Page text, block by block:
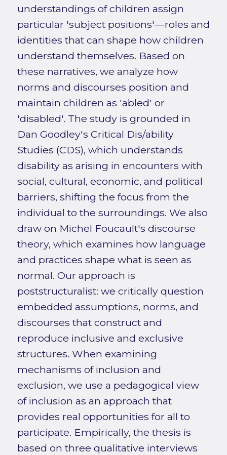
understandings of children assign
particular 'subject positions'—roles and
identities that can shape how children
understand themselves. Based on
these narratives, we analyze how
norms and discourses position and
maintain children as 'abled' or
'disabled'. The study is grounded in
Dan Goodley's Critical Dis/ability
Studies (CDS), which understands
disability as arising in encounters with
social, cultural, economic, and political
barriers, shifting the focus from the
individual to the surroundings. We also
draw on Michel Foucault's discourse
theory, which examines how language
and practices shape what is seen as
normal. Our approach is
poststructuralist: we critically question
embedded assumptions, norms, and
discourses that construct and
reproduce inclusive and exclusive
structures. When examining
mechanisms of inclusion and
exclusion, we use a pedagogical view
of inclusion as an approach that
provides real opportunities for all to
participate. Empirically, the thesis is
based on three qualitative interviews